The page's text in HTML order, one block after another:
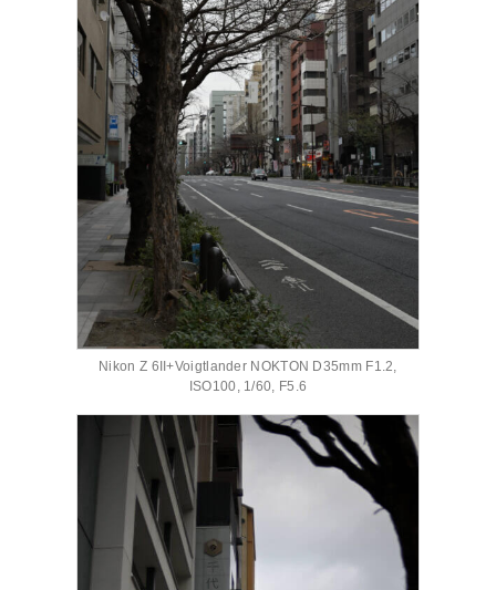
Nikon Z 6II+Voigtlander NOKTON D35mm F1.2,
ISO100, 1/60, F5.6